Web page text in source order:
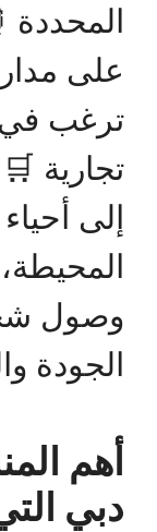
المحددة
على
ترغب
تجارية
إلى
وصول
الجودة
أهم
دبي